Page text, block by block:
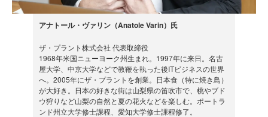
アナトール・ヴァリン（Anatole Varin）氏
ザ・プラント株式会社 代表取締役
1968年米国ニューヨーク州生まれ。1997年に来日。名古
屋大学、中京大学などで教鞭を執った後ITビジネスの世界
へ。2005年にザ・プラントを創業。日本食（特に焼き鳥）
が大好き。日本の好きな街は山梨県の笛吹市で、桃やブド
ウ狩りなど山梨の自然と夏の花火などを楽しむ。ポートラ
ンド州立大学修士課程、愛知大学修士課程修了。